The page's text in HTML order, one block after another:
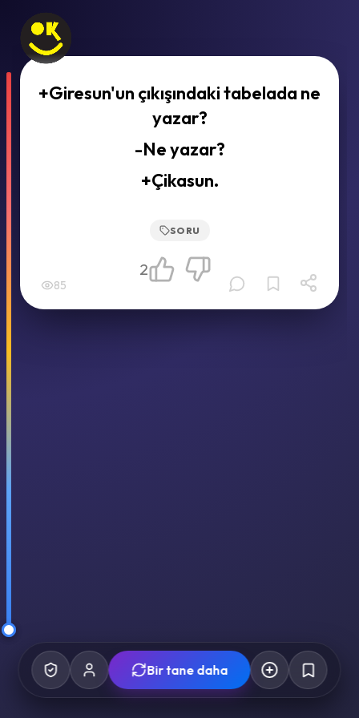
+Giresun'un çıkışındaki tabelada ne
yazar?
-Ne yazar?
+Çikasun.
SORU
85
2
Bir tane daha